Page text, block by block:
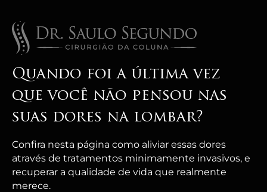
Quando foi a última vez
que você não pensou nas
suas dores na lombar?
Confira nesta página como aliviar essas dores
através de tratamentos minimamente invasivos, e
recuperar a qualidade de vida que realmente
merece.